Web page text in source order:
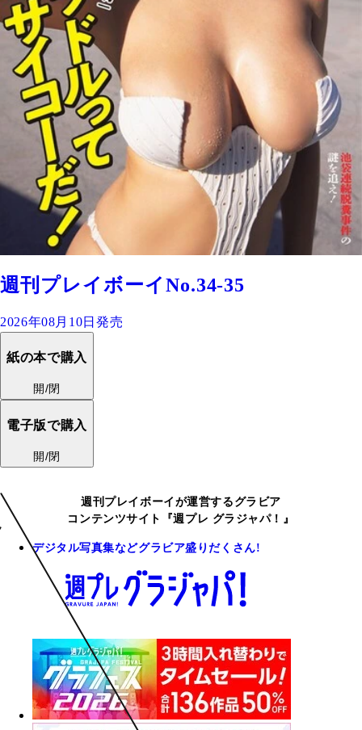
週刊プレイボーイNo.34-35
2026年08月10日発売
紙の本で購入
開/閉
電子版で購入
開/閉
週刊プレイボーイが運営するグラビア
コンテンツサイト『週プレ グラジャパ！』
デジタル写真集などグラビア盛りだくさん!